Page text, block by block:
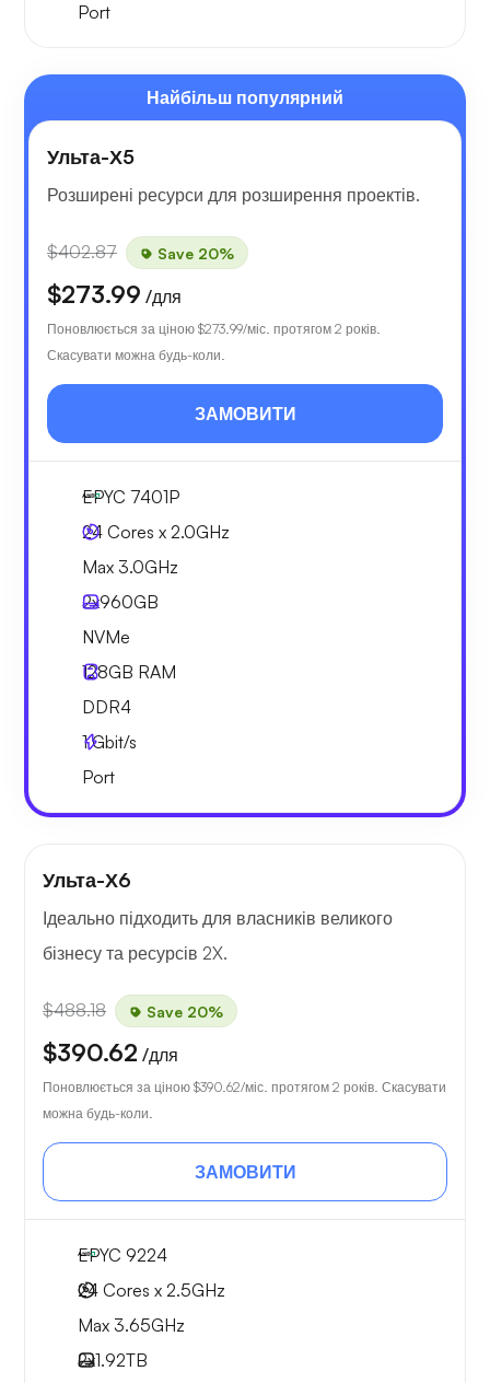
Port
Найбільш популярний
Ульта-Х5
Розширені ресурси для розширення проектів.
$402.87 Save 20%
$273.99 /для
Поновлюється за ціною $273.99/міс. протягом 2 років.
Скасувати можна будь-коли.
ЗАМОВИТИ
EPYC 7401P
24 Cores x 2.0GHz
Max 3.0GHz
2x960GB
NVMe
128GB RAM
DDR4
1Gbit/s
Port
Ульта-Х6
Ідеально підходить для власників великого
бізнесу та ресурсів 2X.
$488.18 Save 20%
$390.62 /для
Поновлюється за ціною $390.62/міс. протягом 2 років. Скасувати
можна будь-коли.
ЗАМОВИТИ
EPYC 9224
24 Cores x 2.5GHz
Max 3.65GHz
2x1.92TB